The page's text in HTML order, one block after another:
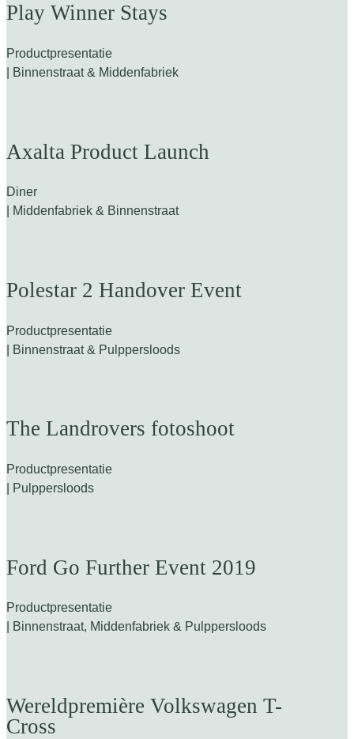
Play Winner Stays
Productpresentatie
| Binnenstraat & Middenfabriek
Axalta Product Launch
Diner
| Middenfabriek & Binnenstraat
Polestar 2 Handover Event
Productpresentatie
| Binnenstraat & Pulppersloods
The Landrovers fotoshoot
Productpresentatie
| Pulppersloods
Ford Go Further Event 2019
Productpresentatie
| Binnenstraat, Middenfabriek & Pulppersloods
Wereldpremière Volkswagen T-
Cross